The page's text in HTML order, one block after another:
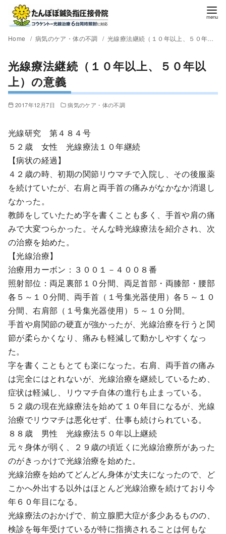
Home 病気のケア・体の不調 光線療法継続（１０年以上、５０年以上）の意義
光線療法継続（１０年以上、５０年以
上）の意義
2017年12月7日 病気のケア・体の不調
光線研究 第４８４号
５２歳 女性 光線療法１０年継続
【病状の経過】
４２歳の時、初期の関節リウマチで入院し、その後服薬
を続けていたが、右肩と両手首の痛みがなかなか消退し
なかった。
教師をしていたため字を書くことも多く、手首や肩の痛
みで大変つらかった。そんな時光線療法を紹介され、次
の治療を始めた。
【光線治療】
治療用カーボン：３００１－４００８番
照射部位：両足裏部１０分間、両足首部・両膝部・腰部
各５～１０分間、両手首（１号集光器使用）各５～１０
分間、右肩部（１号集光器使用）５～１０分間。
手首や肩関節の硬直が強かったが、光線治療を行うと関
節が柔らかくなり、痛みも軽減して動かしやすくなっ
た。
字を書くこともとても楽になった。右肩、両手首の痛み
は完全にはとれないが、光線治療を継続しているため、
症状は軽減し、リウマチ自体の進行も止まっている。
５２歳の現在光線療法を始めて１０年目になるが、光線
治療でリウマチは悪化せず、仕事も続けられている。
８８歳 男性 光線療法５０年以上継続
元々身体が弱く、２９歳の頃近くに光線治療所があった
のがきっかけで光線治療を始めた。
光線治療を始めてどんどん身体が丈夫になったので、ど
こかへ外出する以外はほとんど光線治療を続けており今
年６０年目になる。
光線療法のおかげで、前立腺肥大症が多少あるものの、
検診を毎年受けているが特に指摘されることは何もな